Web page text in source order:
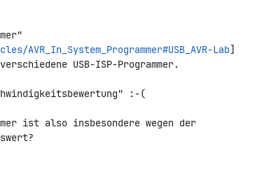
Lab]
USB-ISP-Programmer.
:-(
ist also insbesondere wegen der